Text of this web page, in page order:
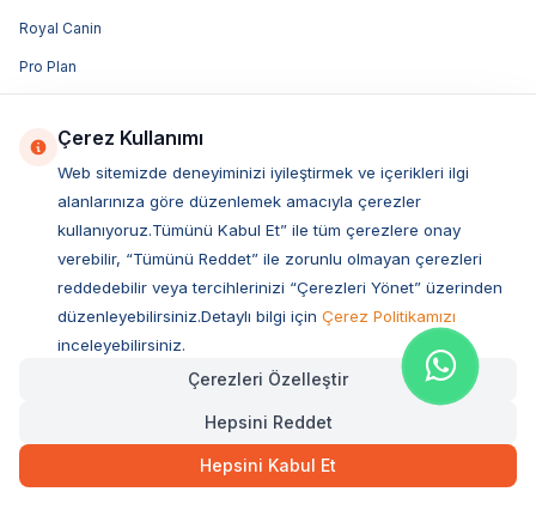
Royal Canin
Pro Plan
Hills
Sanebelle
Miratorg
Reflex
Luis
Vetcure
Çerez Kullanımı
Web sitemizde deneyiminizi iyileştirmek ve içerikleri ilgi
alanlarınıza göre düzenlemek amacıyla çerezler
kullanıyoruz.Tümünü Kabul Et” ile tüm çerezlere onay
verebilir, “Tümünü Reddet” ile zorunlu olmayan çerezleri
reddedebilir veya tercihlerinizi “Çerezleri Yönet” üzerinden
düzenleyebilirsiniz.Detaylı bilgi için Çerez Politikamızı
inceleyebilirsiniz.
Çerezleri Özelleştir
Hepsini Reddet
Hepsini Kabul Et